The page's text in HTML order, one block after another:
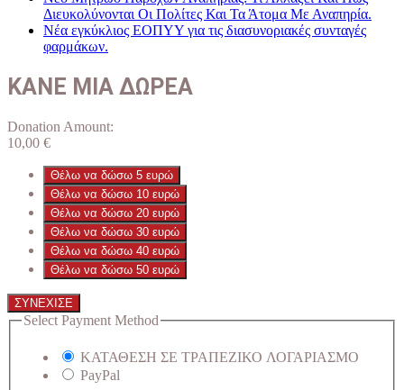
Διευκολύνονται Οι Πολίτες Και Τα Άτομα Με Αναπηρία.
Νέα εγκύκλιος ΕΟΠΥΥ για τις διασυνοριακές συνταγές
φαρμάκων.
ΚΑΝΕ ΜΙΑ ΔΩΡΕΑ
Donation Amount:
10,00 €
Θέλω να δώσω 5 ευρώ
Θέλω να δώσω 10 ευρώ
Θέλω να δώσω 20 ευρώ
Θέλω να δώσω 30 ευρώ
Θέλω να δώσω 40 ευρώ
Θέλω να δώσω 50 ευρώ
ΣΥΝΕΧΙΣΕ
Select Payment Method
ΚΑΤΑΘΕΣΗ ΣΕ ΤΡΑΠΕΖΙΚΟ ΛΟΓΑΡΙΑΣΜΟ
PayPal